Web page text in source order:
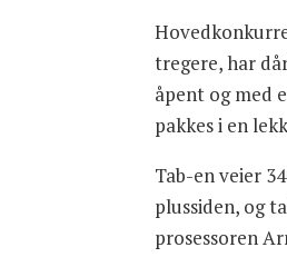
tregere, har
åpent og med
pakkes i en
Tab-en veier
plussiden, og
prosessoren